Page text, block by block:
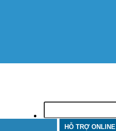
HỖ TRỢ ONLINE